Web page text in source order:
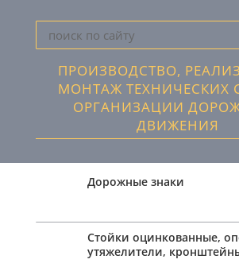
ПРОИЗВОДСТВО,
МОНТАЖ ТЕХНИЧЕСКИХ
ОРГАНИЗАЦИИ
ДВИЖЕНИЯ
Дорожные знаки
Стойки оцинкованные,
утяжелители,